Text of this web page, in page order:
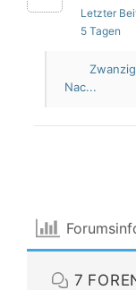
Letzter
5 Tagen
Nac...
7